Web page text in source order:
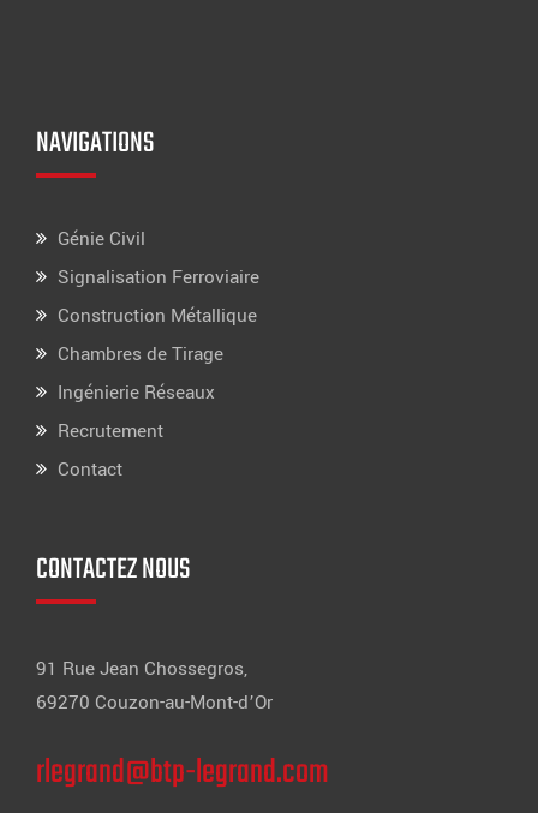
NAVIGATIONS
Génie Civil
Signalisation Ferroviaire
Construction Métallique
Chambres de Tirage
Ingénierie Réseaux
Recrutement
Contact
CONTACTEZ NOUS
91 Rue Jean Chossegros,
69270 Couzon-au-Mont-d’Or
rlegrand@btp-legrand.com